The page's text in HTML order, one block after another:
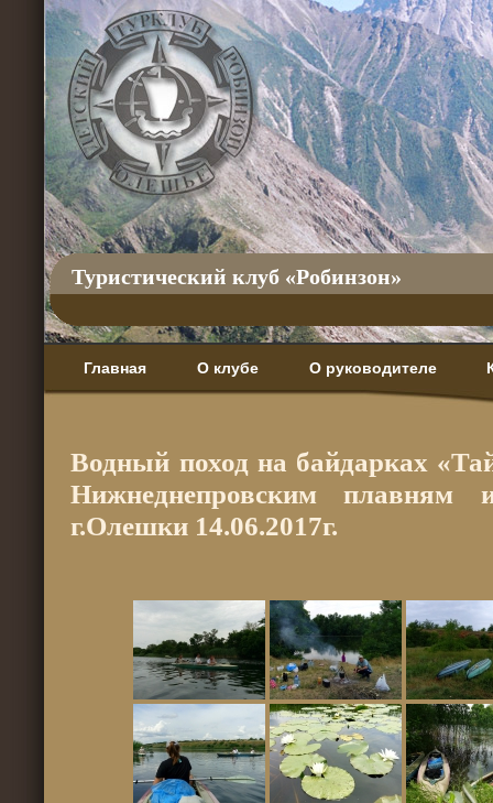
Туристический клуб «Робинзон»
Главная О клубе О руководителе
Водный поход на байдарках
Нижнеднепровским плавням
г.Олешки 14.06.2017г.